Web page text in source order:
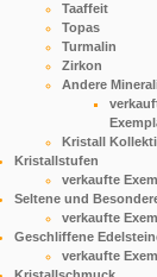
Taaffeit
Topas
Turmalin
Zirkon
Andere
Kristall
Kristallstufen
verkaufte
Seltene und
verkaufte
Geschliffene
verkaufte